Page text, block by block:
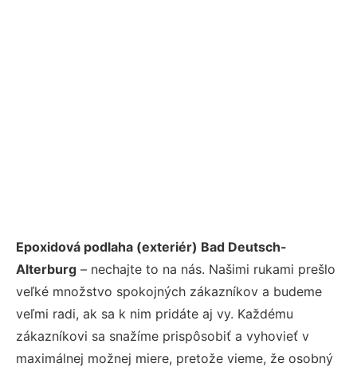
Epoxidová podlaha (exteriér) Bad Deutsch-
Alterburg – nechajte to na nás. Našimi rukami prešlo
veľké množstvo spokojných zákazníkov a budeme
veľmi radi, ak sa k nim pridáte aj vy. Každému
zákazníkovi sa snažíme prispôsobiť a vyhovieť v
maximálnej možnej miere, pretože vieme, že osobný